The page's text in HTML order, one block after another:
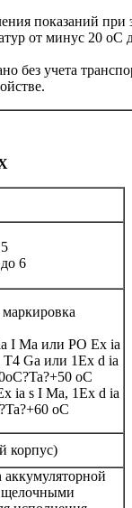
показаний при
от минус 20
без учета
6
I Ma или PO Ex ia
Ga или 1Ex d ia
oC
ia s I Ma, 1Ex d ia
oC
корпус)
щелочными